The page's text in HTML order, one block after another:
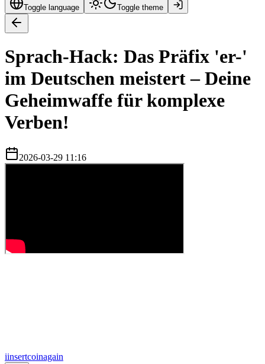
Toggle language Toggle theme
Sprach-Hack: Das Präfix 'er-'
im Deutschen meistert – Deine
Geheimwaffe für komplexe
Verben!
2026-03-29 11:16
iinsertcoinagain